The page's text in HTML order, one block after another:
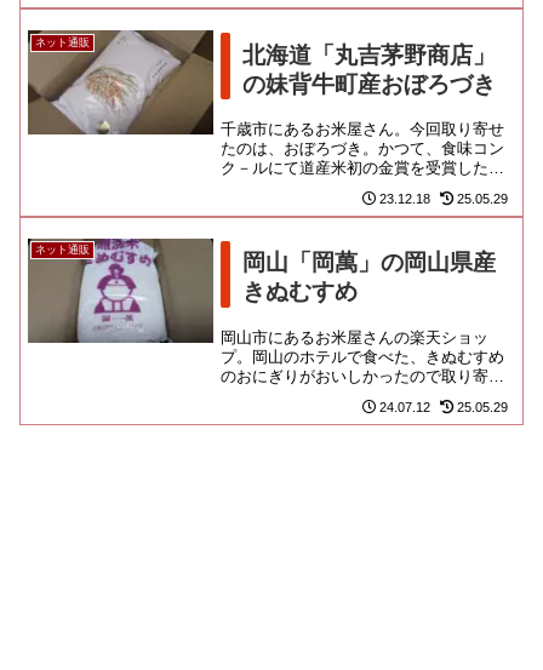
ネット通販
北海道「丸吉茅野商店」
の妹背牛町産おぼろづき
千歳市にあるお米屋さん。今回取り寄せ
たのは、おぼろづき。かつて、食味コン
ク－ルにて道産米初の金賞を受賞した品
種です。道産米のイメージを変えたエポ
ック的存在でありましたが、数...
23.12.18 25.05.29
ネット通販
岡山「岡萬」の岡山県産
きぬむすめ
岡山市にあるお米屋さんの楽天ショッ
プ。岡山のホテルで食べた、きぬむすめ
のおにぎりがおいしかったので取り寄せ
てみました。きぬむすめは九州で開発さ
れた品種ですが、近畿や中国地方...
24.07.12 25.05.29